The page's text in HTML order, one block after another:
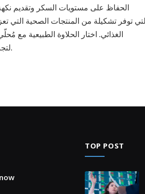
الحفاظ على مستويات السكر وتقديم نكهة
الغذائي. اختار الحلاوة الطبيعية مع
ae.demis-organics.com لتجربة متكاملة من التغذية النقية والصحية.
TOP POST